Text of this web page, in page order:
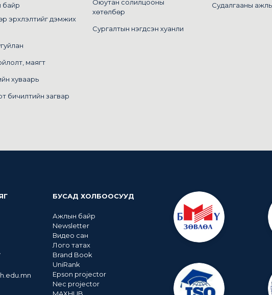
байр
эрхлэлтийг дэмжих
маягт
хуваарь
бичилтийн загвар
Оюутан солилцооны
хөтөлбөр
Сургалтын нэгдсэн хуанли
Судалгааны
БУСАД ХОЛБООСУУД
Ажлын байр
Newsletter
Видео сан
Лого татах
Brand Book
UniRank
Epson projector
Nec projector